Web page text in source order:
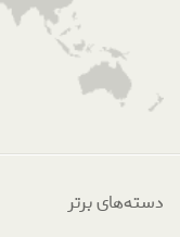
دسته‌های برتر